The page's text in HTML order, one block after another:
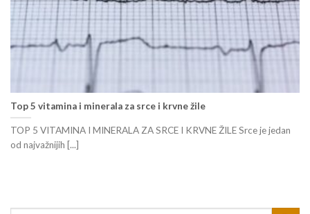
Top 5 vitamina i minerala za srce i krvne žile
TOP 5 VITAMINA I MINERALA ZA SRCE I KRVNE ŽILE Srce je jedan
od najvažnijih [...]